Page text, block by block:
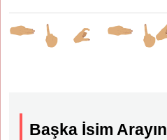
Başka İsim Arayın